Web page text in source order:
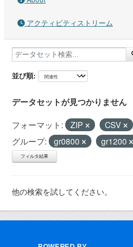
アクティビティストリーム
並び順
データセットが見つかりません
フォーマット: ZIP
CSV
グループ:
gr0800 gr1200
フィルタ結果
他の検索を試してください。